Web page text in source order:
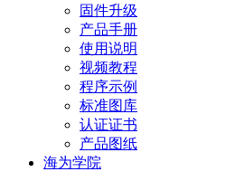
固件升级
产品手册
使用说明
视频教程
程序示例
标准图库
认证证书
产品图纸
海为学院